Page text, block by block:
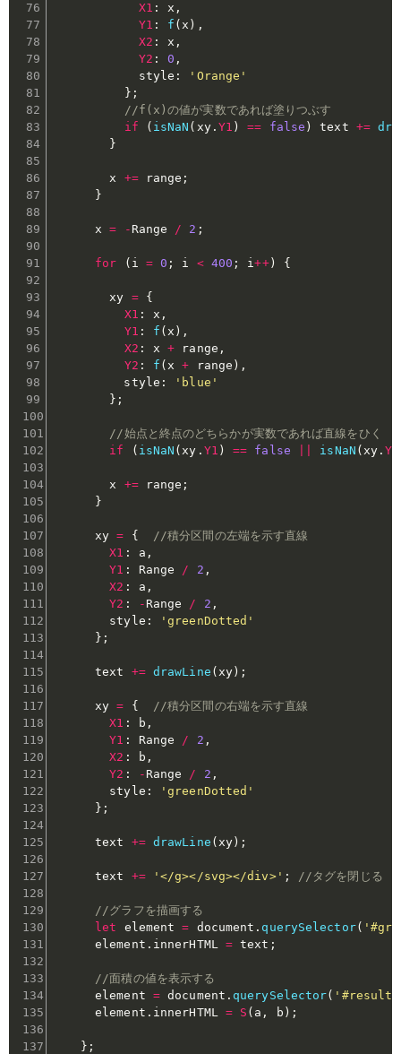
X1 : x ,
Y1 : f ( x ) ,
X2 : x ,
Y2 : 0 ,
            style
:
'Orange'
} ;
//f(x)の値が実数であれば塗りつぶす
if
( isNaN ( xy. Y1 ) == false ) text +=
}
        x
+= range ;
}
      x
= - Range / 2 ;
for ( i = 0 ; i < 400 ; i++) {
        xy
=
{
X1 : x ,
Y1 : f ( x ) ,
X2 : x + range ,
Y2 : f ( x + range ) ,
          style
:
'blue'
} ;
//始点と終点のどちらかが実数であれば直線をひく
if
( isNaN ( xy . Y1 ) == false isNaN ( xy .Y2
        x
+= range ;
}
      xy
= {
//積分区間の左端を示す直線
X1 : a ,
Y1 : Range / 2 ,
X2 : a ,
Y2 : - Range / 2 ,
        style
:
'greenDotted'
} ;
      text
+= drawLine ( xy ) ;
      xy
= {
//積分区間の右端を示す直線
X1 : b ,
Y1 : Range / 2 ,
X2 : b ,
Y2 : - Range / 2 ,
        style
:
'greenDotted'
} ;
      text
+= drawLine ( xy ) ;
      text
+= '</g></svg></div>' ; //タグを閉じる
//グラフを描画する
let element = document . querySelector(
      element
. innerHTML = text ;
//面積の値を表示する
      element
= document . querySelector( '#result'
      element
. innerHTML = S ( a , b ) ;
} ;